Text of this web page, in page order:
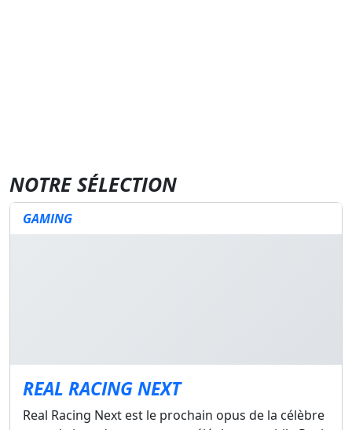
NOTRE SÉLECTION
GAMING
REAL RACING NEXT
Real Racing Next est le prochain opus de la célèbre